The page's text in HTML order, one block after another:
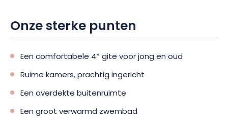
verleiden door de authenticiteit van Les Loges de Marianne!
Onze sterke punten
Een comfortabele 4* gite voor jong en oud
Ruime kamers, prachtig ingericht
Een overdekte buitenruimte
Een groot verwarmd zwembad